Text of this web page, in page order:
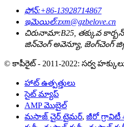
ఫోన్:+86-13928714867
ఇమెయిల్:zxm@gzbelove.cn
చిరునామా:B25, తక్కువ
జిన్‌చెంగ్ అవెన్యూ, జెంగ్‌చెంగ్
© కాపీరైట్ - 2011-2022: సర్వ
హాట్ ఉత్పత్తులు
సైట్ మ్యాప్
AMP మొబైల్
మసాజ్ చైర్ టైమర్, జీరో